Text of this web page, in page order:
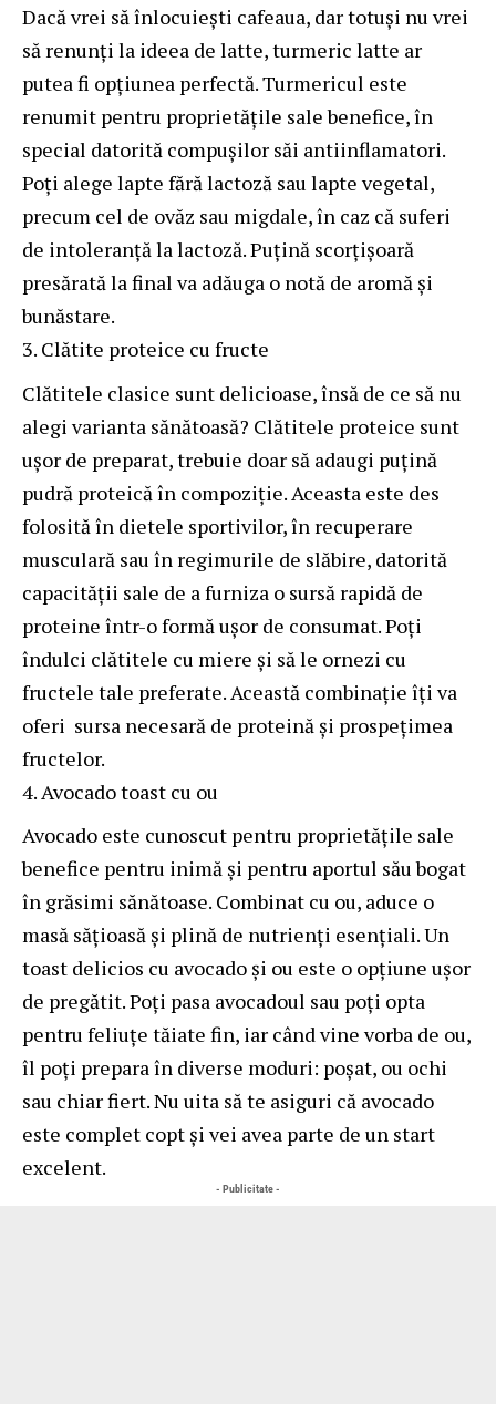
Dacă vrei să înlocuiești cafeaua, dar totuși nu vrei
să renunți la ideea de latte, turmeric latte ar
putea fi opțiunea perfectă. Turmericul este
renumit pentru proprietățile sale benefice, în
special datorită compușilor săi antiinflamatori.
Poți alege lapte fără lactoză sau lapte vegetal,
precum cel de ovăz sau migdale, în caz că suferi
de intoleranță la lactoză. Puțină scorțișoară
presărată la final va adăuga o notă de aromă și
bunăstare.
Clătite proteice cu fructe
Clătitele clasice sunt delicioase, însă de ce să nu
alegi varianta sănătoasă? Clătitele proteice sunt
ușor de preparat, trebuie doar să adaugi puțină
pudră proteică în compoziție. Aceasta este des
folosită în dietele sportivilor, în recuperare
musculară sau în regimurile de slăbire, datorită
capacității sale de a furniza o sursă rapidă de
proteine într-o formă ușor de consumat. Poți
îndulci clătitele cu miere și să le ornezi cu
fructele tale preferate. Această combinație îți va
oferi sursa necesară de proteină și prospețimea
fructelor.
Avocado toast cu ou
Avocado este cunoscut pentru proprietățile sale
benefice pentru inimă și pentru aportul său bogat
în grăsimi sănătoase. Combinat cu ou, aduce o
masă sățioasă și plină de nutrienți esențiali. Un
toast delicios cu avocado și ou este o opțiune ușor
de pregătit. Poți pasa avocadoul sau poți opta
pentru feliuțe tăiate fin, iar când vine vorba de ou,
îl poți prepara în diverse moduri: poșat, ou ochi
sau chiar fiert. Nu uita să te asiguri că avocado
este complet copt și vei avea parte de un start
excelent.
- Publicitate -